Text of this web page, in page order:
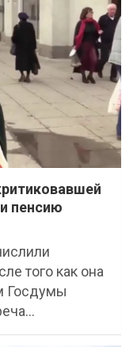
пенсию
того как она
Госдумы